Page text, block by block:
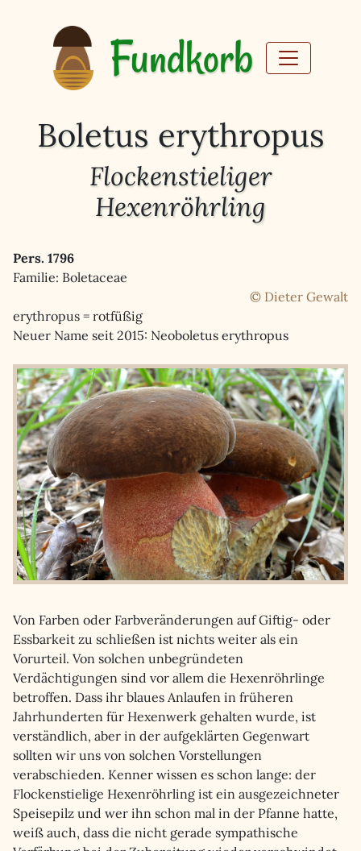
Fundkorb
Boletus erythropus
Flockenstieliger
Hexenröhrling
Pers. 1796
Familie: Boletaceae
© Dieter Gewalt
erythropus = rotfüßig
Neuer Name seit 2015: Neoboletus erythropus
Von Farben oder Farbveränderungen auf Giftig- oder
Essbarkeit zu schließen ist nichts weiter als ein
Vorurteil. Von solchen unbegründeten
Verdächtigungen sind vor allem die Hexenröhrlinge
betroffen. Dass ihr blaues Anlaufen in früheren
Jahrhunderten für Hexenwerk gehalten wurde, ist
verständlich, aber in der aufgeklärten Gegenwart
sollten wir uns von solchen Vorstellungen
verabschieden. Kenner wissen es schon lange: der
Flockenstielige Hexenröhrling ist ein ausgezeichneter
Speisepilz und wer ihn schon mal in der Pfanne hatte,
weiß auch, dass die nicht gerade sympathische